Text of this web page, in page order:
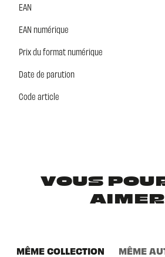
EAN
EAN numérique
Prix du format numérique
Date de parution
Code article
VOUS
MÊME COLLECTION MÊME